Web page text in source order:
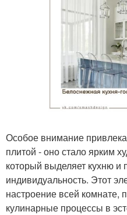
Особое внимание
плитой - оно стало ярким
который выделяет кухню и
индивидуальность. Этот
настроение всей
кулинарные процессы в